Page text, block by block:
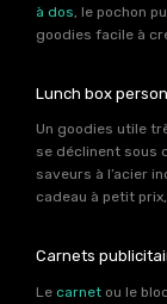
à dos, le pochon
goodies facile à
Lunch box
Un goodies utile
se déclinent sous
saveurs à l’acier
cadeau à petit
Carnets
Le carnet ou le